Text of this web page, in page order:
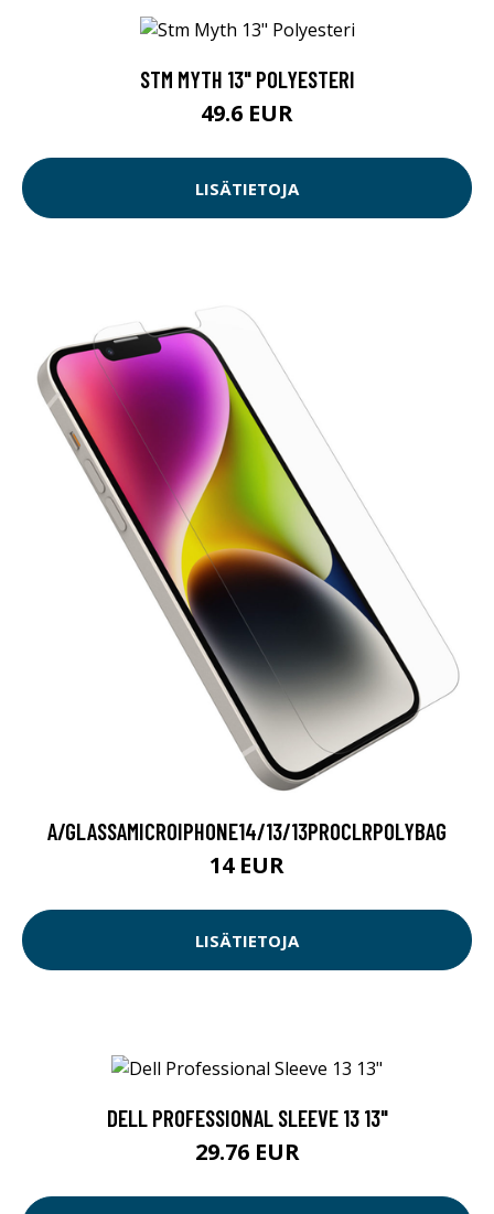
STM MYTH 13" POLYESTERI
49.6 EUR
LISÄTIETOJA
A/GLASSAMICROIPHONE14/13/13PROCLRPOLYBAG
14 EUR
LISÄTIETOJA
DELL PROFESSIONAL SLEEVE 13 13"
29.76 EUR